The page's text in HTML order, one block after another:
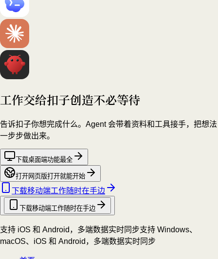
工作交给扣子创造不必等待
告诉扣子你想完成什么。Agent 会带着资料和工具接手，把想法
一步步做出来。
下载桌面端功能最全
打开网页版打开就能开始
下载移动端工作随时在手边
下载移动端工作随时在手边
支持 iOS 和 Android，多端数据实时同步支持 Windows、
macOS、iOS 和 Android，多端数据实时同步